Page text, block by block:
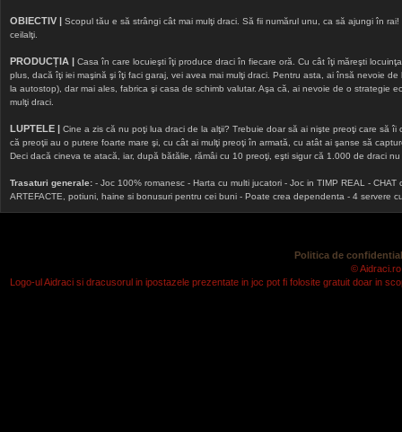
OBIECTIV | Scopul tău e să strângi cât mai mulţi draci. Să fii numărul unu, ca să ajungi în
ceilalţi.
PRODUCȚIA | Casa în care locuieşti îţi produce draci în fiecare oră. Cu cât îţi măreşti
plus, dacă îţi iei maşină şi îţi faci garaj, vei avea mai mulţi draci. Pentru asta, ai însă nevoie
la autostop), dar mai ales, fabrica şi casa de schimb valutar. Aşa că, ai nevoie de o strategie
mulţi draci.
LUPTELE | Cine a zis că nu poţi lua draci de la alţii? Trebuie doar să ai nişte preoţi care să
că preoţii au o putere foarte mare şi, cu cât ai mulţi preoţi în armată, cu atât ai şanse să
Deci dacă cineva te atacă, iar, după bătălie, rămâi cu 10 preoţi, eşti sigur că 1.000 de draci
Trasaturi generale: - Joc 100% romanesc - Harta cu multi jucatori - Joc in TIMP REAL -
ARTEFACTE, potiuni, haine si bonusuri pentru cei buni - Poate crea dependenta - 4 servere
Politica de
©
Logo-ul Aidraci si dracusorul in ipostazele prezentate in joc pot fi folosite gratuit doar in